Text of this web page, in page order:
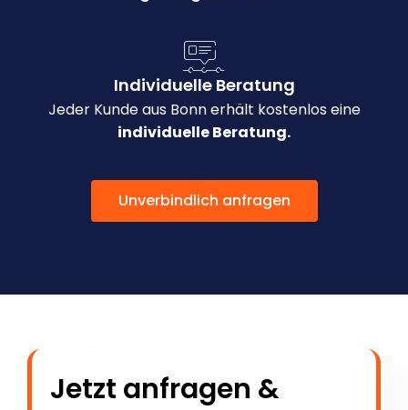
Individuelle Beratung
Jeder Kunde aus Bonn erhält kostenlos eine
individuelle Beratung.
Unverbindlich anfragen
Jetzt anfragen &